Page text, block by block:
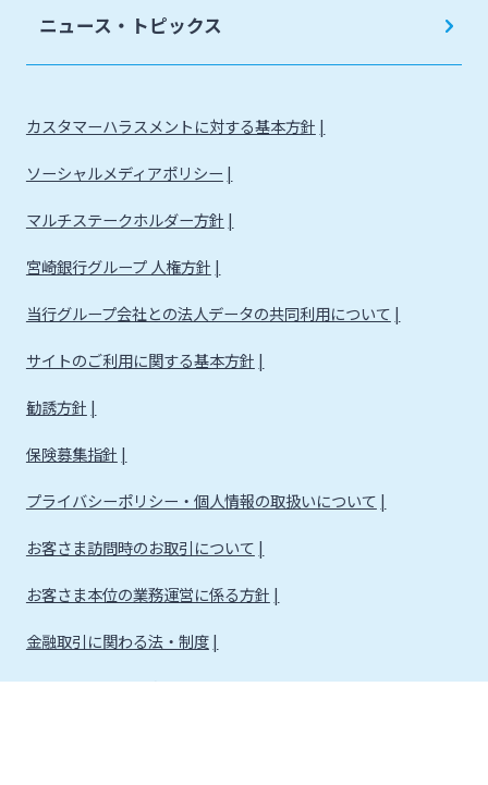
ニュース・トピックス
カスタマーハラスメントに対する基本方針
ソーシャルメディアポリシー
マルチステークホルダー方針
宮崎銀行グループ 人権方針
当行グループ会社との法人データの共同利用について
サイトのご利用に関する基本方針
勧誘方針
保険募集指針
プライバシーポリシー・個人情報の取扱いについて
お客さま訪問時のお取引について
お客さま本位の業務運営に係る方針
金融取引に関わる法・制度
金融取引に関わる方針